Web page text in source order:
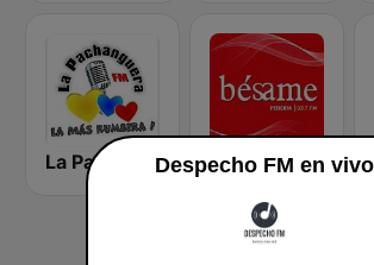
Bésame FM Pereira
Despecho FM en vivo